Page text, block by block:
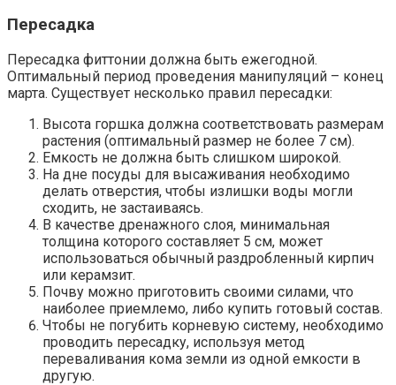
Пересадка
Пересадка фиттонии должна быть ежегодной.
Оптимальный период проведения манипуляций – конец
марта. Существует несколько правил пересадки:
Высота горшка должна соответствовать размерам
растения (оптимальный размер не более 7 см).
Емкость не должна быть слишком широкой.
На дне посуды для высаживания необходимо
делать отверстия, чтобы излишки воды могли
сходить, не застаиваясь.
В качестве дренажного слоя, минимальная
толщина которого составляет 5 см, может
использоваться обычный раздробленный кирпич
или керамзит.
Почву можно приготовить своими силами, что
наиболее приемлемо, либо купить готовый состав.
Чтобы не погубить корневую систему, необходимо
проводить пересадку, используя метод
переваливания кома земли из одной емкости в
другую.